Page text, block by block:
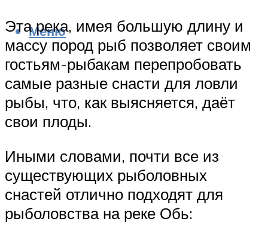
Меню
Эта река, имея большую длину и
массу пород рыб позволяет своим
гостьям-рыбакам перепробовать
самые разные снасти для ловли
рыбы, что, как выясняется, даёт
свои плоды.
Иными словами, почти все из
существующих рыболовных
снастей отлично подходят для
рыболовства на реке Обь: